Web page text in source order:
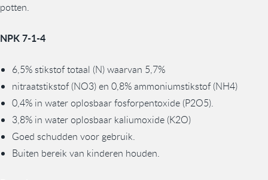
potten.
NPK 7-1-4
6,5% stikstof totaal (N) waarvan 5,7%
nitraatstikstof (NO3) en 0,8% ammoniumstikstof (NH4)
0,4% in water oplosbaar fosforpentoxide (P2O5).
3,8% in water oplosbaar kaliumoxide (K2O)
Goed schudden voor gebruik.
Buiten bereik van kinderen houden.